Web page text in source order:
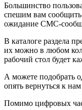
Большинство
спешим вам
ожидание СМС-
В каталоге раздела
их можно в любом
рабочий стол будет
А можете подобрать
опять вернуться к
Помимо цифровых